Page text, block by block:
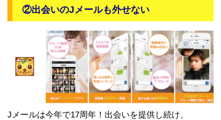
②出会いのJメールも外せない
Jメールは今年で17周年！出会いを提供し続け、